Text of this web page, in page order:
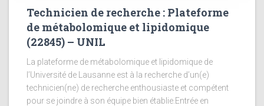
Technicien de recherche : Plateforme
de métabolomique et lipidomique
(22845) – UNIL
La plateforme de métabolomique et lipidomique de
l’Université de Lausanne est à la recherche d’un(e)
technicien(ne) de recherche enthousiaste et compétent
pour se joindre à son équipe bien établie.Entrée en